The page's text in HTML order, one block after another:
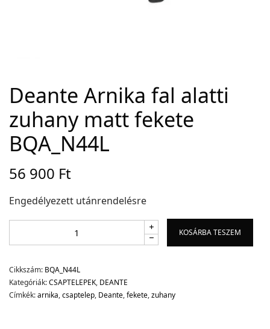
Deante Arnika fal alatti
zuhany matt fekete
BQA_N44L
56 900 Ft
Engedélyezett utánrendelésre
KOSÁRBA TESZEM
Cikkszám: BQA_N44L
Kategóriák:CSAPTELEPEK, DEANTE
Címkék:arnika,csaptelep, Deante,fekete,zuhany
Copyright © 2021Premium WordPress Themes. All rights reserved.